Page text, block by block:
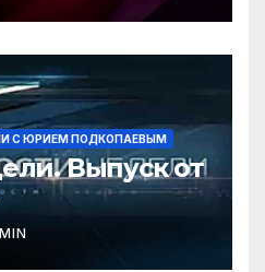
С ЮРИЕМ ПОДКОПАЕВЫМ
Выпуск от